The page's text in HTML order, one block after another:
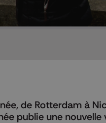
de Rotterdam à
publie une nouvelle